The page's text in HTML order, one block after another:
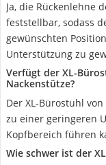
Ja, die Rückenlehne
feststellbar, sodass
gewünschten
Unterstützung zu
Verfügt der XL-
Nackenstütze?
Der XL-Bürostuhl
zu einer geringeren
Kopfbereich führen
Wie schwer ist der